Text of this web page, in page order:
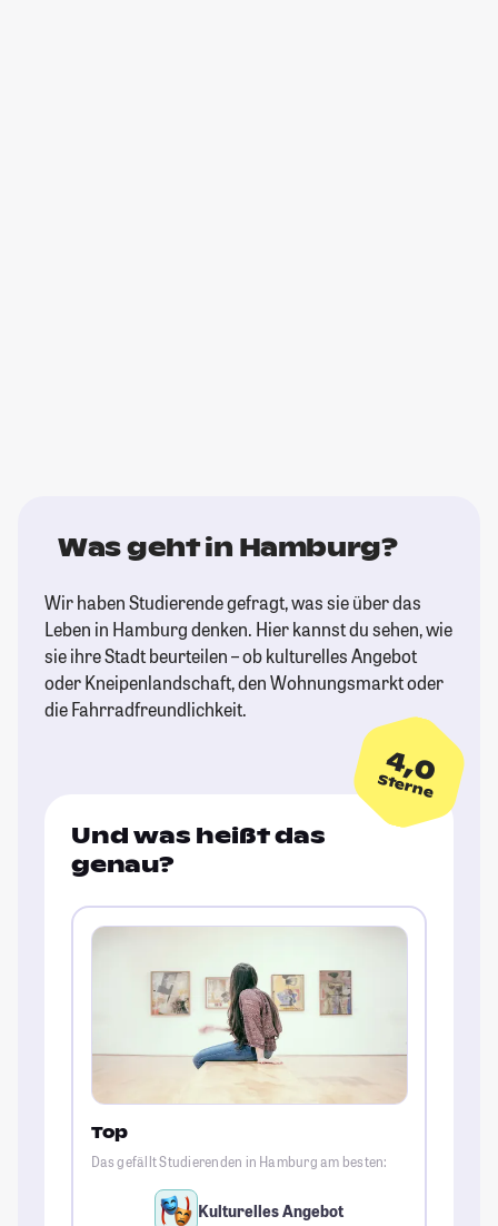
Was geht in Hamburg?
Wir haben Studierende gefragt, was sie über das
Leben in Hamburg denken. Hier kannst du sehen, wie
sie ihre Stadt beurteilen – ob kulturelles Angebot
oder Kneipenlandschaft, den Wohnungsmarkt oder
die Fahrradfreundlichkeit.
4,0
Sterne
Und was heißt das
genau?
Top
Das gefällt Studierenden in Hamburg am besten:
Kulturelles Angebot